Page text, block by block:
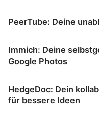
PeerTube: Deine
Immich: Deine
Google Photos
HedgeDoc: Dein
für bessere Ideen